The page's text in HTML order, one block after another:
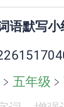
语默写
﹥ 五年级 ﹥